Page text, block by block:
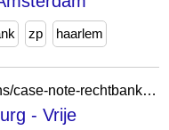
zp haarlem
https://research.vu.nl/en/publications/case-note-rechtbank-limburg-2/
- Vrije